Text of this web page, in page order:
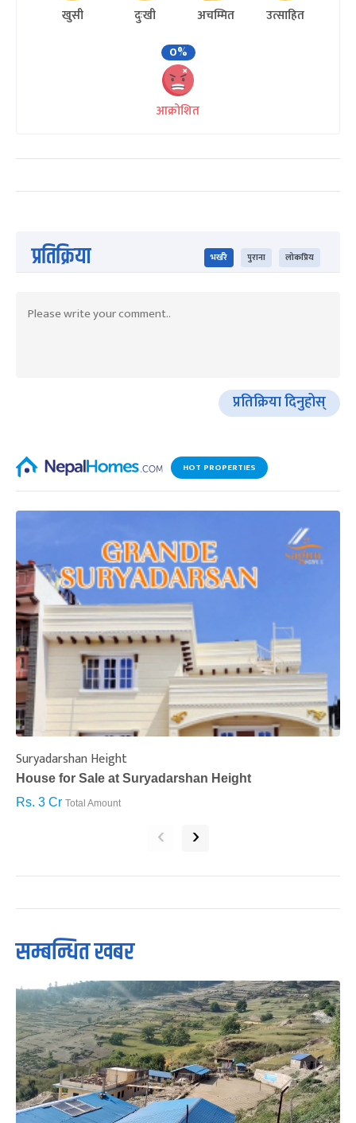
खुसी दुःखी अचम्मित
उत्साहित
0%
आक्रोशित
प्रतिक्रिया भर्खरै पुराना लोकप्रिय
प्रतिक्रिया दिनुहोस्
HOT PROPERTIES
Suryadarshan Height
House for Sale at Suryadarshan Height
Rs. 3 Cr Total Amount
‹ ›
सम्बन्धित खबर